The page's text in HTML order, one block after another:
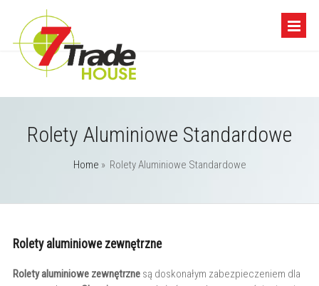
Rolety Aluminiowe Standardowe
Home » Rolety Aluminiowe Standardowe
Rolety aluminiowe zewnętrzne
Rolety aluminiowe zewnętrznesą doskonałym zabezpieczeniem dla